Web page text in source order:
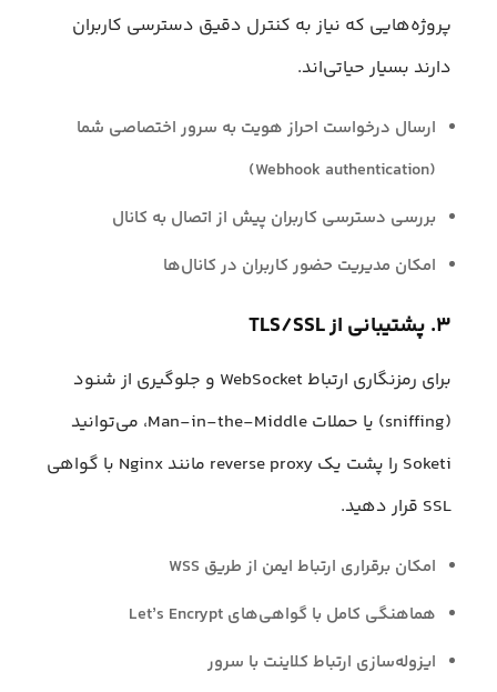
پروژه‌هایی که نیاز به کنترل دقیق دسترسی کاربران
دارند بسیار حیاتی‌اند.
ارسال درخواست احراز هویت به سرور اختصاصی شما
(Webhook authentication)
بررسی دسترسی کاربران پیش از اتصال به کانال
امکان مدیریت حضور کاربران در کانال‌ها
۳. پشتیبانی از TLS/SSL
برای رمزنگاری ارتباط WebSocket و جلوگیری از شنود
(sniffing) یا حملات Man-in-the-Middle، می‌توانید
Soketi را پشت یک reverse proxy مانند Nginx با گواهی
SSL قرار دهید.
امکان برقراری ارتباط ایمن از طریق WSS
هماهنگی کامل با گواهی‌های Let’s Encrypt
ایزوله‌سازی ارتباط کلاینت با سرور